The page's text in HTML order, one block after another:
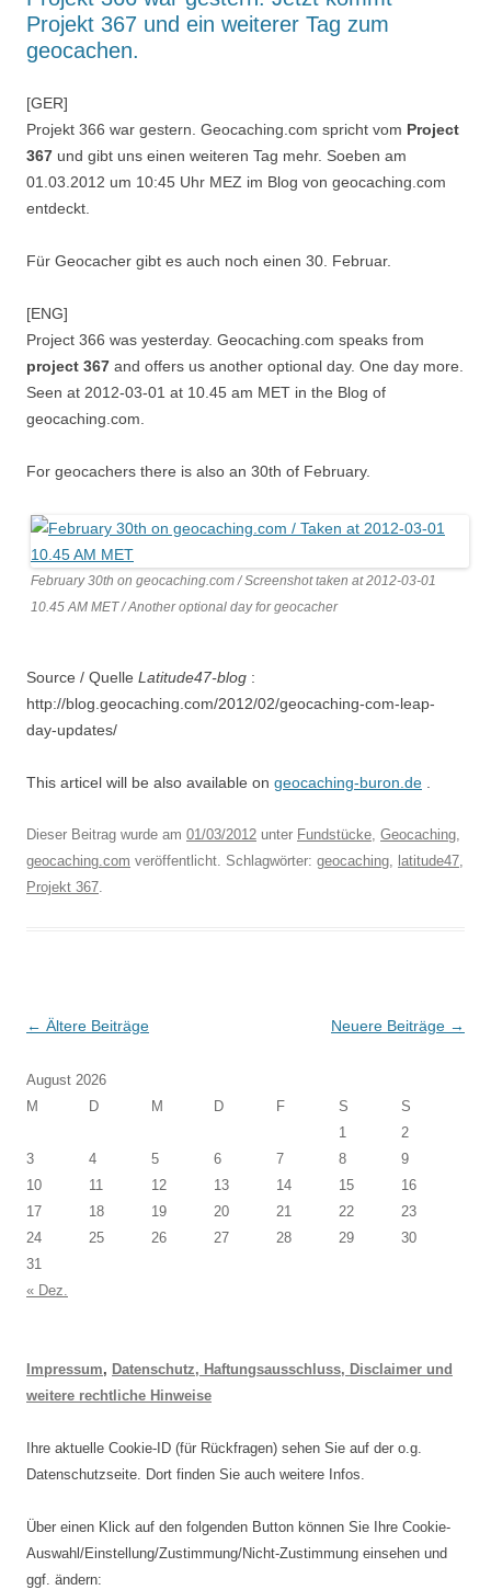
Projekt 367 und ein weiterer Tag zum
geocachen.
[GER]
Projekt 366 war gestern. Geocaching.com spricht vom Project
367 und gibt uns einen weiteren Tag mehr. Soeben am
01.03.2012 um 10:45 Uhr MEZ im Blog von geocaching.com
entdeckt.
Für Geocacher gibt es auch noch einen 30. Februar.
[ENG]
Project 366 was yesterday. Geocaching.com speaks from
project 367 and offers us another optional day. One day more.
Seen at 2012-03-01 at 10.45 am MET in the Blog of
geocaching.com.
For geocachers there is also an 30th of February.
February 30th on geocaching.com / Screenshot taken at 2012-03-01
10.45 AM MET / Another optional day for geocacher
Source / Quelle Latitude47-blog :
http://blog.geocaching.com/2012/02/geocaching-com-leap-
day-updates/
This articel will be also available on geocaching-buron.de
Dieser Beitrag wurde am 01/03/2012 unter Fundstücke, Geocaching,
geocaching.com veröffentlicht. Schlagwörter: geocaching, latitude47,
Projekt 367.
Beitragsnavigation
← Ältere Beiträge Neuere Beiträge →
August 2026
M
D M D F S
S
1
2
3
4 5 6 7 8
9
10
11 12 13 14 15
16
17
18 19 20 21 22
23
24
25 26 27 28 29
30
31
« Dez.
Impressum, Datenschutz, Haftungsausschluss, Disclaimer und
weitere rechtliche Hinweise
Ihre aktuelle Cookie-ID (für Rückfragen) sehen Sie auf der o.g.
Datenschutzseite. Dort finden Sie auch weitere Infos.
Über einen Klick auf den folgenden Button können Sie Ihre Cookie-
Auswahl/Einstellung/Zustimmung/Nicht-Zustimmung einsehen und
ggf. ändern: